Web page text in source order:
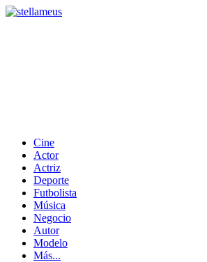
Cine
Actor
Actriz
Deporte
Futbolista
Música
Negocio
Autor
Modelo
Más...